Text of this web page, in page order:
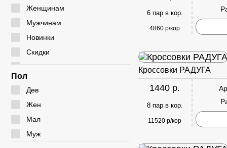
Сандалии
Женщинам
Мужчинам
Новинки
Скидки
Сумки
Пол
Дев
Жен
Мал
Муж
6 пар в кор.
4860 р/кор
Кроссовки РАДУГА
1440 р.
8 пар в кор.
11520 р/кор